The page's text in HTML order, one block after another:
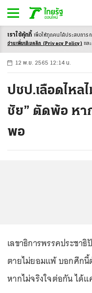
-ก ก ก+
12 พ.ย. 2565 12:14 น.
ปชป.เลือดไหล
ชัย” ตัดพ้อ หา
พอ
เลขาธิการพรรคประชา
ตายไม่ยอมแพ้ บอกศึกนี้
หากไม่จริงใจต่อกัน ได้แ
เราใช้คุ้กกี้ เพื่อให้ทุกคนได้ประสบการ
อ่านเพิ่มเติมคลิก (Privacy Policy) และ